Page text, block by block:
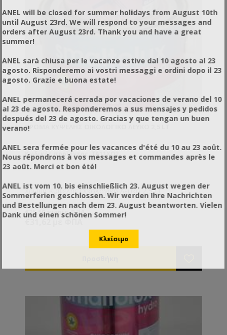
ΧΡΏΜΑ ΚΥΨΈΛΗΣ ΟΙΚΟΛΟΓΙΚΌ ΛΕΥΚΌ 2,5 LT
Κωδικός προϊόντος: TA11XO2
Χρώμα Κυψέλης Οικολογικό Λευκό 2,5 Lt.
€25,50 χωρίς ΦΠΑ
ANEL will be closed for summer holidays from August 10th
until August 23rd. We will respond to your messages and
orders after August 23rd. Thank you and have a great
summer!
ANEL sarà chiusa per le vacanze estive dal 10 agosto al 23
agosto. Risponderemo ai vostri messaggi e ordini dopo il 23
agosto. Grazie e buona estate!
ANEL permanecerá cerrada por vacaciones de verano del 10
al 23 de agosto. Responderemos a sus mensajes y pedidos
después del 23 de agosto. Gracias y que tengan un buen
verano!
ANEL sera fermée pour les vacances d'été du 10 au 23 août.
Nous répondrons à vos messages et commandes après le
23 août. Merci et bon été!
ANEL ist vom 10. bis einschließlich 23. August wegen der
Sommerferien geschlossen. Wir werden Ihre Nachrichten
und Bestellungen nach dem 23. August beantworten. Vielen
Dank und einen schönen Sommer!